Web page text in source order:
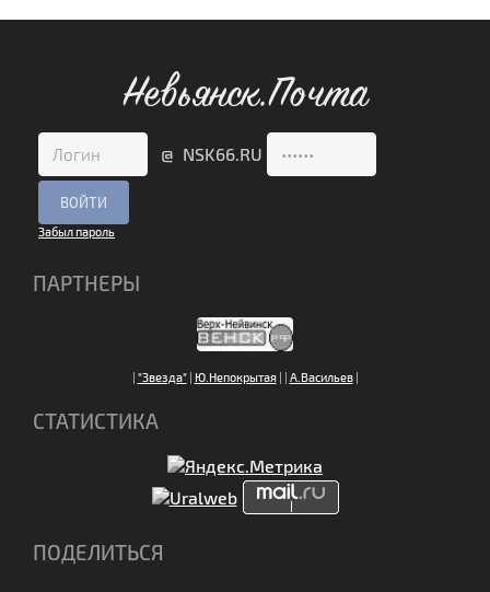
Невьянск.Почта
@ NSK66.RU
Забыл пароль
ПАРТНЕРЫ
| "Звезда"| Ю.Непокрытая| | А.Васильев|
СТАТИСТИКА
ПОДЕЛИТЬСЯ